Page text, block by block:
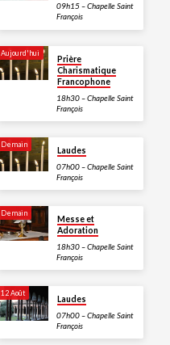
09h15 – Chapelle Saint
François
Aujourd'hui
Prière
Charismatique
Francophone
18h30 – Chapelle Saint
François
Demain
Laudes
07h00 – Chapelle Saint
François
Demain
Messe et
Adoration
18h30 – Chapelle Saint
François
12 Août
Laudes
07h00 – Chapelle Saint
François